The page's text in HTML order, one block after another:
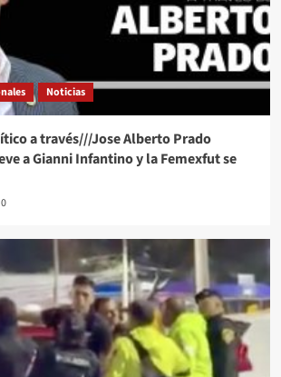
Noticias
a través///Jose Alberto Prado
a Gianni Infantino y la Femexfut se
0